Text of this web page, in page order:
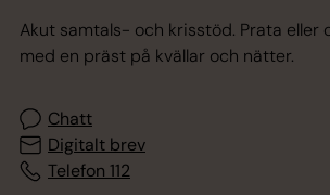
Akut samtals- och krisstöd. Prata eller
med en präst på kvällar och nätter.
Chatt
Digitalt brev
Telefon 112